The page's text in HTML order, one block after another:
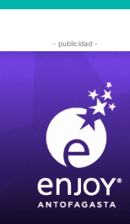
- publicidad -